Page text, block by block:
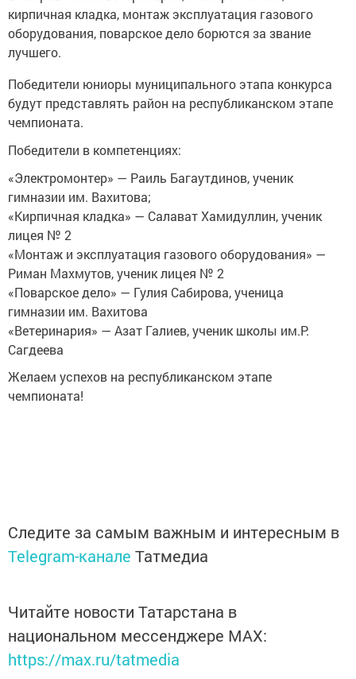
кирпичная кладка, монтаж эксплуатация газового
оборудования, поварское дело борются за звание
лучшего.
Победители юниоры муниципального этапа конкурса
будут представлять район на республиканском этапе
чемпионата.
Победители в компетенциях:
«Электромонтер» — Раиль Багаутдинов, ученик
гимназии им. Вахитова;
«Кирпичная кладка» — Салават Хамидуллин, ученик
лицея № 2
«Монтаж и эксплуатация газового оборудования» —
Риман Махмутов, ученик лицея № 2
«Поварское дело» — Гулия Сабирова, ученица
гимназии им. Вахитова
«Ветеринария» — Азат Галиев, ученик школы им.Р.
Сагдеева
Желаем успехов на республиканском этапе
чемпионата!
Следите за самым важным и интересным в
Telegram-канале Татмедиа
Читайте новости Татарстана в
национальном мессенджере MАХ:
https://max.ru/tatmedia